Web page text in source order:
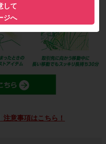
注意事項はこちら！
して
ジへ